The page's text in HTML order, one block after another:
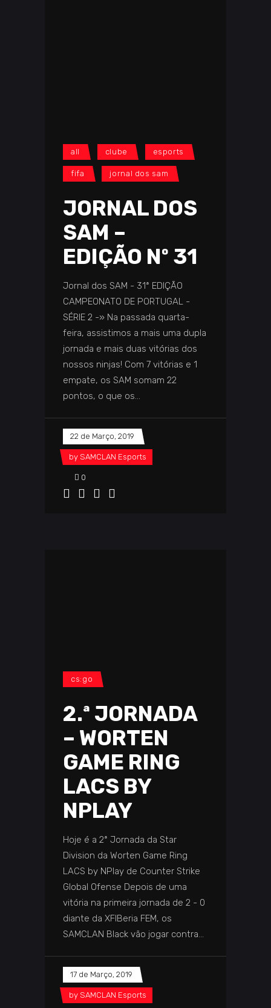
all clube esports
fifa jornal dos sam
JORNAL DOS
SAM –
EDIÇÃO Nº 31
Jornal dos SAM - 31ª EDIÇÃO
CAMPEONATO DE PORTUGAL -
SÉRIE 2 -» Na passada quarta-
feira, assistimos a mais uma dupla
jornada e mais duas vitórias dos
nossos ninjas! Com 7 vitórias e 1
empate, os SAM somam 22
pontos, o que os
22 de Março, 2019
by SAMCLAN Esports
0
cs:go
2.ª JORNADA
– WORTEN
GAME RING
LACS BY
NPLAY
Hoje é a 2ª Jornada da Star
Division da Worten Game Ring
LACS by NPlay de Counter Strike
Global Ofense Depois de uma
vitória na primeira jornada de 2 - 0
diante da XFIBeria FEM, os
SAMCLAN Black vão jogar contra
17 de Março, 2019
by SAMCLAN Esports